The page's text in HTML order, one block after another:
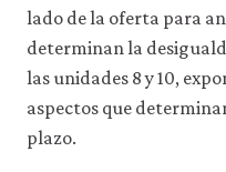
lado de la oferta para
determinan la
las unidades 8 y 10,
aspectos que
plazo.